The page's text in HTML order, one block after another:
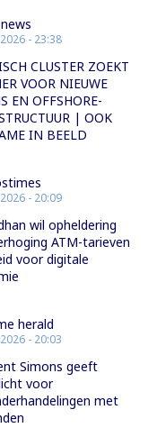
- 23:38
CLUSTER ZOEKT
VOOR NIEUWE
EN OFFSHORE-
| OOK
IN BEELD
- 20:09
wil opheldering
ATM-tarieven
voor digitale
herald
- 20:03
Simons geeft
voor
met